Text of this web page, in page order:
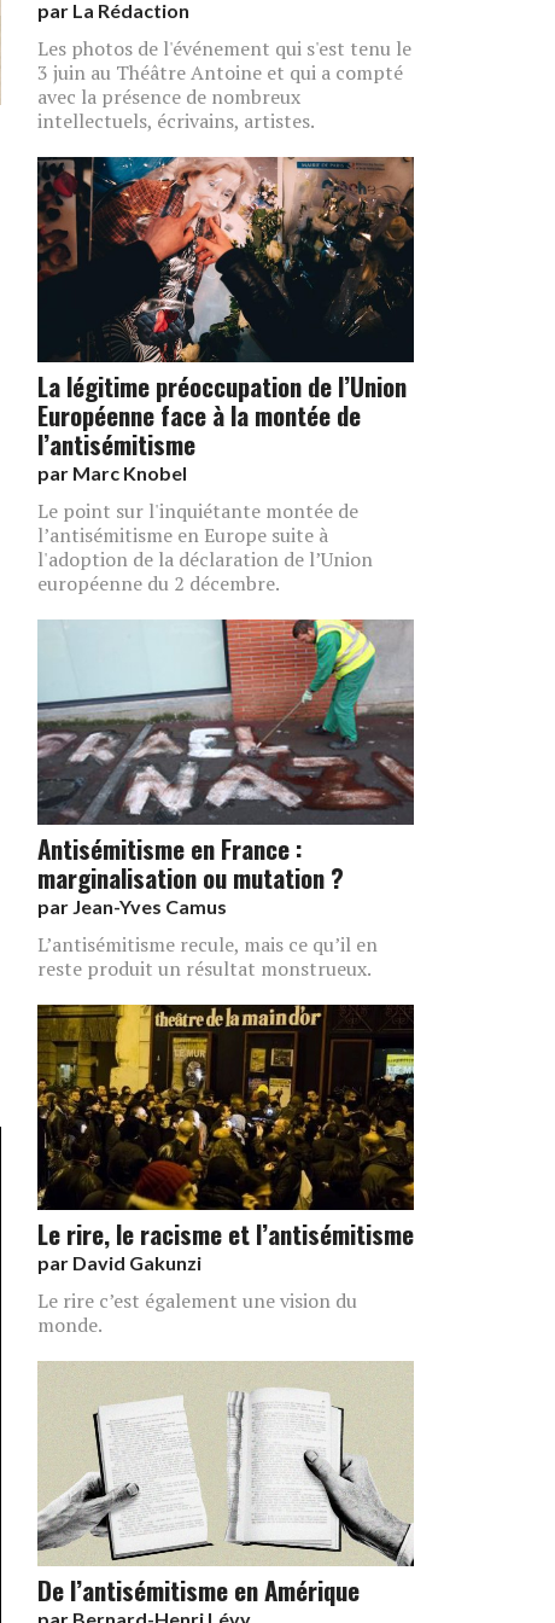
par La Rédaction
Les photos de l'événement qui s'est tenu le
3 juin au Théâtre Antoine et qui a compté
avec la présence de nombreux
intellectuels, écrivains, artistes.
La légitime préoccupation de l’Union
Européenne face à la montée de
l’antisémitisme
par Marc Knobel
Le point sur l'inquiétante montée de
l’antisémitisme en Europe suite à
l'adoption de la déclaration de l’Union
européenne du 2 décembre.
Antisémitisme en France :
marginalisation ou mutation ?
par Jean-Yves Camus
L’antisémitisme recule, mais ce qu’il en
reste produit un résultat monstrueux.
Le rire, le racisme et l’antisémitisme
par David Gakunzi
Le rire c’est également une vision du
monde.
De l’antisémitisme en Amérique